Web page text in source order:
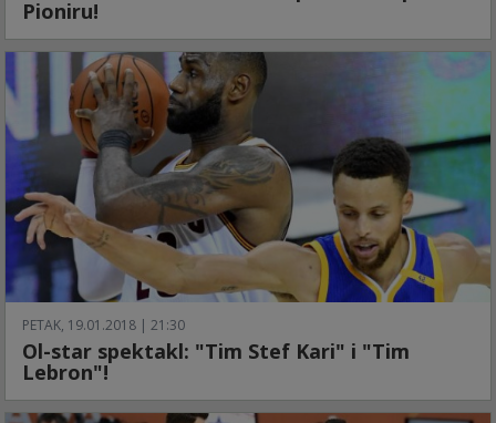
Pioniru!
PETAK, 19.01.2018 | 21:30
Ol-star spektakl: "Tim Stef Kari" i "Tim
Lebron"!